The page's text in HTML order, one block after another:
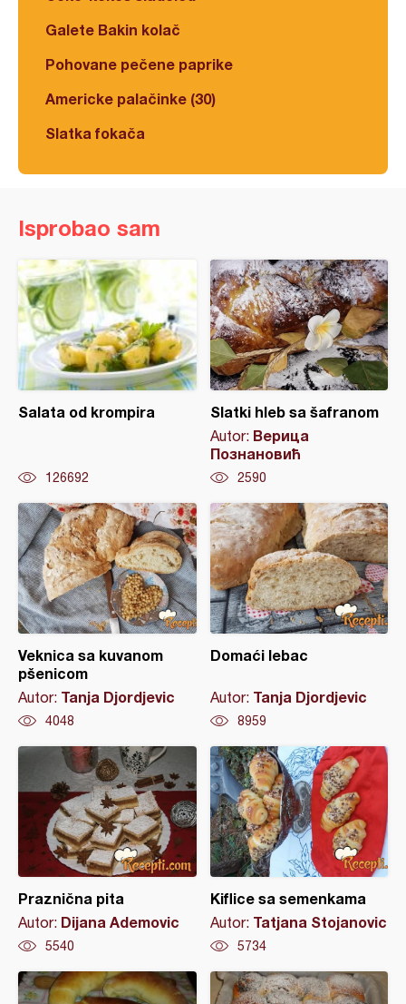
Galete Bakin kolač
Pohovane pečene paprike
Americke palačinke (30)
Slatka fokača
Isprobao sam
Salata od krompira
126692
Slatki hleb sa šafranom
Autor: Верица
Познановић
2590
Veknica sa kuvanom
pšenicom
Autor: Tanja Djordjevic
4048
Domaći lebac
Autor: Tanja Djordjevic
8959
Praznična pita
Autor: Dijana Ademovic
5540
Kiflice sa semenkama
Autor: Tatjana Stojanovic
5734